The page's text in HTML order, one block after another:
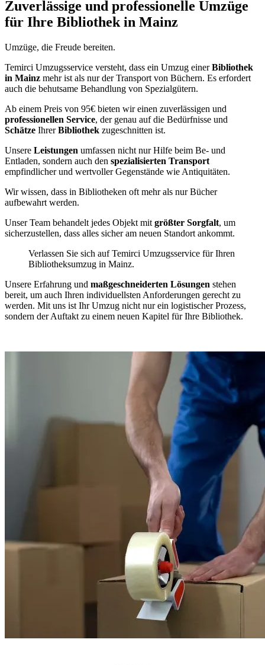
Zuverlässige und professionelle Umzüge
für Ihre Bibliothek in Mainz
Umzüge, die Freude bereiten.
Temirci Umzugsservice versteht, dass ein Umzug einerBibliothek
in Mainz mehr ist als nur der Transport von Büchern. Es erfordert
auch die behutsame Behandlung von Spezialgütern.
Ab einem Preis von 95€ bieten wir einen zuverlässigen und
professionellen Service, der genau auf die Bedürfnisse und
Schätze IhrerBibliothek zugeschnitten ist.
Unsere Leistungen umfassen nicht nur Hilfe beim Be- und
Entladen, sondern auch den spezialisierten Transport
empfindlicher und wertvoller Gegenstände wie Antiquitäten.
Wir wissen, dass in Bibliotheken oft mehr als nur Bücher
aufbewahrt werden.
Unser Team behandelt jedes Objekt mit größter Sorgfalt, um
sicherzustellen, dass alles sicher am neuen Standort ankommt.
Verlassen Sie sich auf Temirci Umzugsservice für Ihren
Bibliotheksumzug in Mainz.
Unsere Erfahrung und maßgeschneiderten Lösungen stehen
bereit, um auch Ihren individuellsten Anforderungen gerecht zu
werden. Mit uns ist Ihr Umzug nicht nur ein logistischer Prozess,
sondern der Auftakt zu einem neuen Kapitel für Ihre Bibliothek.